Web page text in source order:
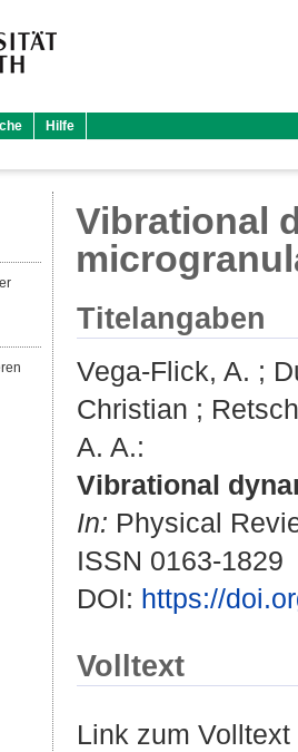
Hilfe
Vibrational
Titelangaben
Vega-Flick, A. ;
Christian ;
A. A.:
Vibrational
In: Physical
ISSN 0163-1829
DOI: https://
Volltext
Link zum